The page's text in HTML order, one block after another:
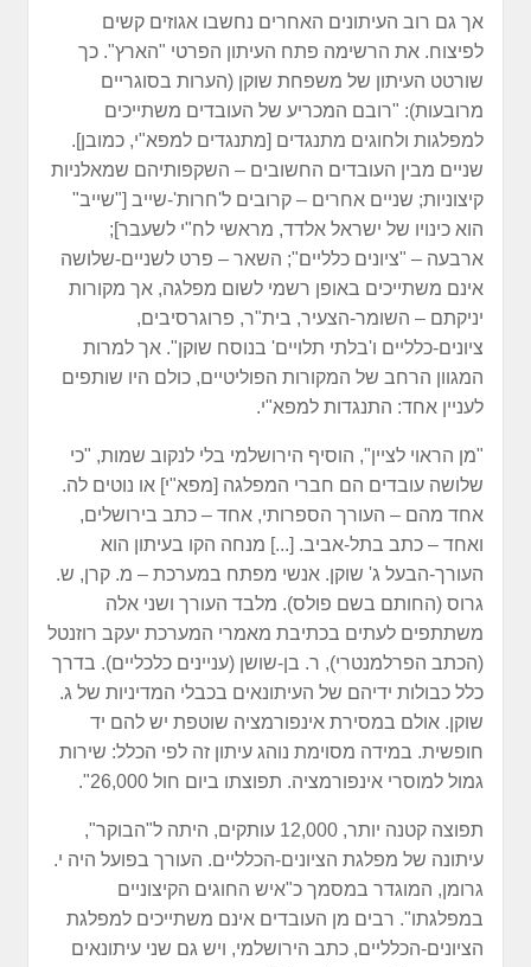
אך גם רוב העיתונים האחרים נחשבו אגוזים קשים
לפיצוח. את הרשימה פתח העיתון הפרטי "הארץ". כך
שורטט העיתון של משפחת שוקן (הערות בסוגריים
מרובעות): "רובם המכריע של העובדים משתייכים
למפלגות ולחוגים מתנגדים [מתנגדים למפא"י, כמובן].
שניים מבין העובדים החשובים – השקפותיהם שמאלניות
קיצוניות; שניים אחרים – קרובים ל'חרות'-שייב ["שייב"
הוא כינויו של ישראל אלדד, מראשי לח"י לשעבר];
ארבעה – "ציונים כלליים"; השאר – פרט לשניים-שלושה
אינם משתייכים באופן רשמי לשום מפלגה, אך מקורות
יניקתם – השומר-הצעיר, בית"ר, פרוגרסיבים,
ציונים-כלליים ו'בלתי תלויים' בנוסח שוקן". אך למרות
המגוון הרחב של המקורות הפוליטיים, כולם היו שותפים
לעניין אחד: התנגדות למפא"י.
"מן הראוי לציין", הוסיף הירושלמי בלי לנקוב שמות, "כי
שלושה עובדים הם חברי המפלגה [מפא"י] או נוטים לה.
אחד מהם – העורך הספרותי, אחד – כתב בירושלים,
ואחד – כתב בתל-אביב. [...] מנחה הקו בעיתון הוא
העורך-הבעל ג' שוקן. אנשי מפתח במערכת – מ. קרן, ש.
גרוס (החותם בשם פולס). מלבד העורך ושני אלה
משתתפים לעתים בכתיבת מאמרי המערכת יעקב רוזנטל
(הכתב הפרלמנטרי), ר. בן-שושן (עניינים כלכליים). בדרך
כלל כבולות ידיהם של העיתונאים בכבלי המדיניות של ג.
שוקן. אולם במסירת אינפורמציה שוטפת יש להם יד
חופשית. במידה מסוימת נוהג עיתון זה לפי הכלל: שירות
גמול למוסרי אינפורמציה. תפוצתו ביום חול 26,000".
תפוצה קטנה יותר, 12,000 עותקים, היתה ל"הבוקר",
עיתונה של מפלגת הציונים-הכלליים. העורך בפועל היה י.
גרומן, המוגדר במסמך כ"איש החוגים הקיצוניים
במפלגתו". רבים מן העובדים אינם משתייכים למפלגת
הציונים-הכלליים, כתב הירושלמי, ויש גם שני עיתונאים